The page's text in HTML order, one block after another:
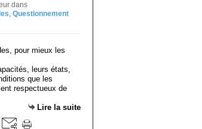
dans
, Questionnement
leurs états,
que les
respectueux de
Lire la suite